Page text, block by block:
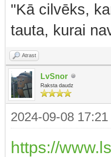
"Kā cilvēks,
tauta, kurai
Atrast
LvSnor
Raksta daudz
2024-09-08 17:21
https://